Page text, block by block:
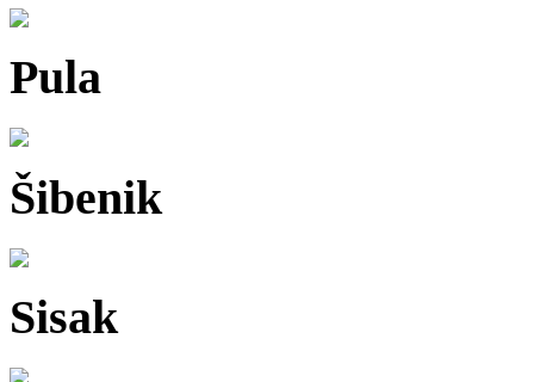
Pula
Šibenik
Sisak